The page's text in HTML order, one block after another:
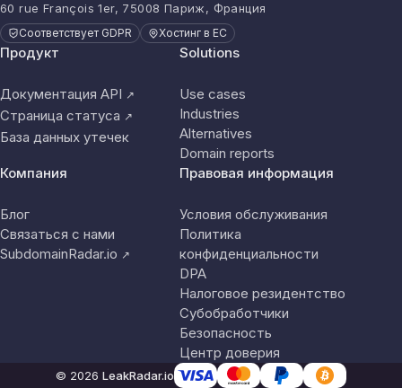
60 rue François 1er, 75008 Париж, Франция
Соответствует GDPR Хостинг в ЕС
Продукт
Документация API ↗
Страница статуса ↗
База данных утечек
Solutions
Use cases
Industries
Alternatives
Domain reports
Компания
Блог
Связаться с нами
SubdomainRadar.io ↗
Правовая информация
Условия обслуживания
Политика
конфиденциальности
DPA
Налоговое резидентство
Субобработчики
Безопасность
Центр доверия
© 2026 LeakRadar.io